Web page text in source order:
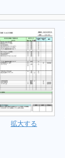
拡大する